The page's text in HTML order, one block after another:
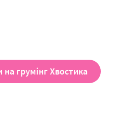
на грумінг Хвостика